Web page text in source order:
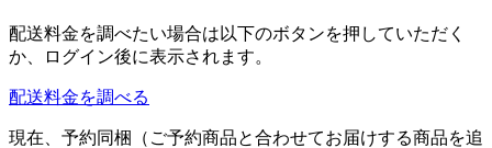
配送料金を調べたい場合は以下のボタンを押していただく
か、ログイン後に表示されます。
配送料金を調べる
現在、予約同梱（ご予約商品と合わせてお届けする商品を追